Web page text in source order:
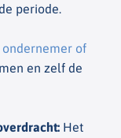
periode.
of
en zelf de
: Het